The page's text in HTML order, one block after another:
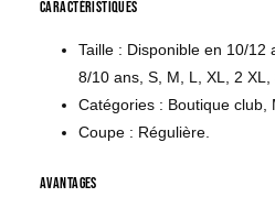
Caractéristiques
Taille : Disponible en 10/12
8/10 ans, S, M, L, XL, 2 XL,
Catégories : Boutique club,
Coupe : Régulière.
Avantages